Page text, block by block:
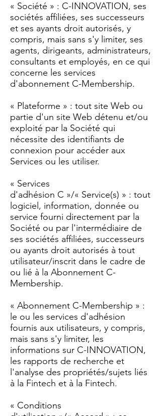
« Société » : C-INNOVATION, ses
sociétés affiliées, ses successeurs
et ses ayants droit autorisés, y
compris, mais sans s'y limiter, ses
agents, dirigeants, administrateurs,
consultants et employés, en ce qui
concerne les services
d'abonnement C-Membership.
« Plateforme » : tout site Web ou
partie d'un site Web détenu et/ou
exploité par la Société qui
nécessite des identifiants de
connexion pour accéder aux
Services ou les utiliser.
« Services
d'adhésion C »/« Service(s) » : tout
logiciel, information, donnée ou
service fourni directement par la
Société ou par l'intermédiaire de
ses sociétés affiliées, successeurs
ou ayants droit autorisés à tout
utilisateur/inscrit dans le cadre de
ou lié à la Abonnement C-
Membership.
« Abonnement C-Membership » :
le ou les services d'adhésion
fournis aux utilisateurs, y compris,
mais sans s'y limiter, les
informations sur C-INNOVATION,
les rapports de recherche et
l'analyse des propriétés/sujets liés
à la Fintech et à la Fintech.
« Conditions